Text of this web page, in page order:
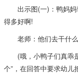
出示图(一)：鸭妈妈
得多好啊!
老师：他们去干什
(哦，小鸭子们真乖是
个”，在回答中要求幼儿